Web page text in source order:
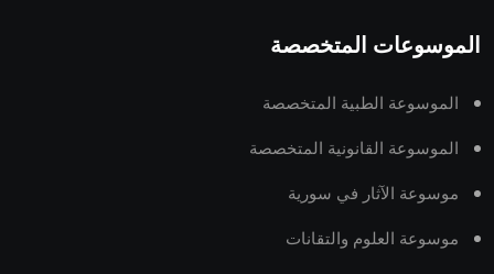
الموسوعات المتخصصة
الموسوعة الطبية المتخصصة
الموسوعة القانونية المتخصصة
موسوعة الآثار في سورية
موسوعة العلوم والتقانات